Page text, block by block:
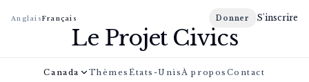
AnglaisFrançais Donner S'inscrire
Le Projet Civics
Canada Thèmes États-Unis À propos Contact